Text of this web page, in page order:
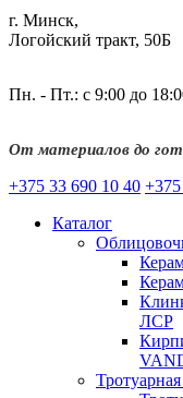
г. Минск,
Логойский тракт, 50Б
Пн. - Пт.: с 9:00 до
От материалов до
+375 33 690 10 40
Каталог
ЛСР